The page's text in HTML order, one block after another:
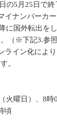
の5月25日で終
イナンバーカ
に国外転出を
（※下記3.参照
ライン化によ
。
火曜日）、8時
頃